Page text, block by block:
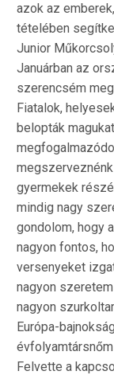
azok az
tételében
Junior
Januárban az
szerencsém
Fiatalok,
belopták
gyermekek
mindig nagy
gondolom, hogy
nagyon fontos,
versenyeket
nagyon
nagyon
Európa-
Felvette a